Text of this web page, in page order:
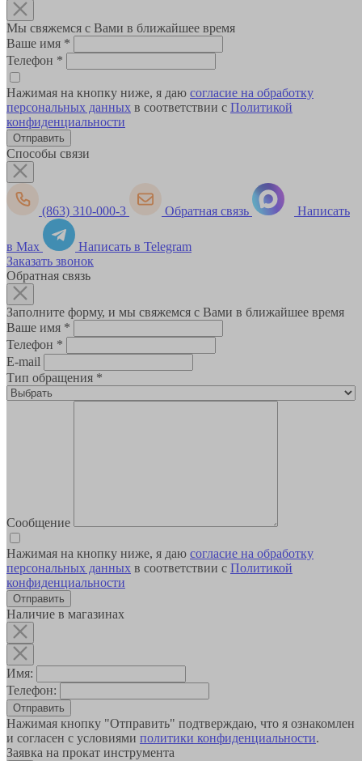
Мы свяжемся с Вами в ближайшее время
Ваше имя *
Телефон *
Нажимая на кнопку ниже, я даю согласие на обработку
персональных данных в соответствии с Политикой
конфиденциальности
Способы связи
(863) 310-000-3 Обратная связь Написать
в Max
Написать в Telegram
Заказать звонок
Обратная связь
Заполните форму, и мы свяжемся с Вами в ближайшее время
Ваше имя *
Телефон *
E-mail
Тип обращения *
Сообщение
Нажимая на кнопку ниже, я даю согласие на обработку
персональных данных в соответствии с Политикой
конфиденциальности
Наличие в магазинах
Имя:
Телефон:
Отправить
Нажимая кнопку "Отправить" подтверждаю, что я ознакомлен
и согласен с условиями политики конфиденциальности.
Заявка на прокат инструмента